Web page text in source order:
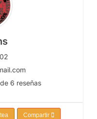
6 reseñas
Compartir